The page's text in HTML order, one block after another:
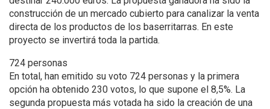
construcción de un mercado cubierto para canalizar la venta
directa de los productos de los baserritarras. En este
proyecto se invertirá toda la partida.
724 personas
En total, han emitido su voto 724 personas y la primera
opción ha obtenido 230 votos, lo que supone el 8,5%. La
segunda propuesta más votada ha sido la creación de una